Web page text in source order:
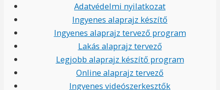
Adatvédelmi nyilatkozat
Ingyenes alaprajz készítő
Ingyenes alaprajz tervező program
Lakás alaprajz tervező
Legjobb alaprajz készítő program
Online alaprajz tervező
Ingyenes videószerkesztők